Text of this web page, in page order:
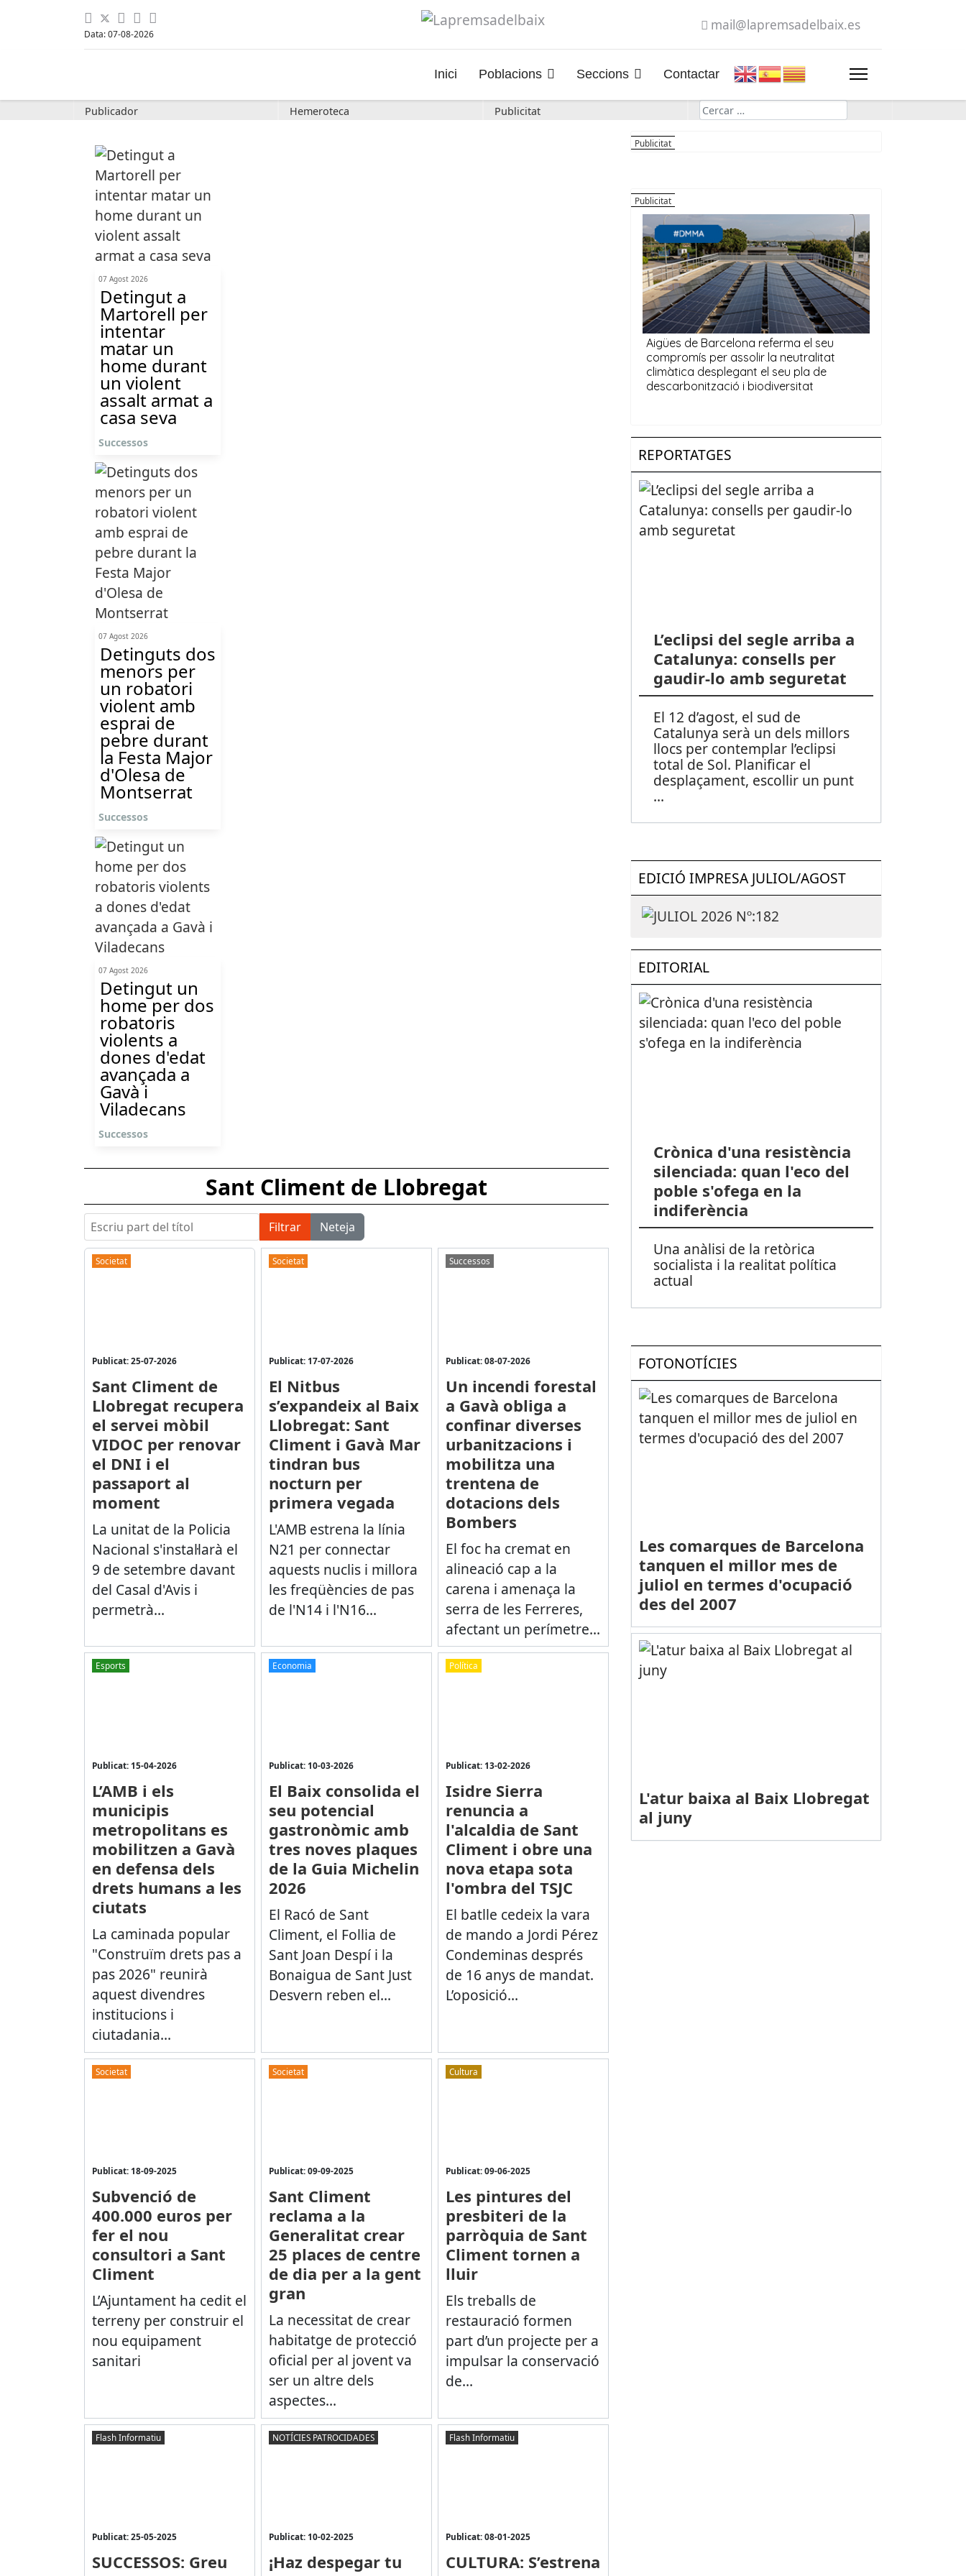
Data: 07-08-2026
mail@lapremsadelbaix.es
Inici Poblacions Seccions Contactar
Publicador Hemeroteca Publicitat Cerca
07 Agost 2026
Detingut a
Martorell per
intentar
matar un
home durant
un violent
assalt armat a
casa seva
Successos
07 Agost 2026
Detinguts dos
menors per
un robatori
violent amb
esprai de
pebre durant
la Festa Major
d'Olesa de
Montserrat
Successos
07 Agost 2026
Detingut un
home per dos
robatoris
violents a
dones d'edat
avançada a
Gavà i
Viladecans
Successos
Sant Climent de Llobregat
Escriu part del títol Filtrar Neteja
Societat
Publicat: 25-07-2026
Sant Climent de
Llobregat recupera
el servei mòbil
VIDOC per renovar
el DNI i el
passaport al
moment
La unitat de la Policia
Nacional s'instal·larà el
9 de setembre davant
del Casal d'Avis i
permetrà...
Societat
Publicat: 17-07-2026
El Nitbus
s’expandeix al Baix
Llobregat: Sant
Climent i Gavà Mar
tindran bus
nocturn per
primera vegada
L'AMB estrena la línia
N21 per connectar
aquests nuclis i millora
les freqüències de pas
de l'N14 i l'N16...
Successos
Publicat: 08-07-2026
Un incendi forestal
a Gavà obliga a
confinar diverses
urbanitzacions i
mobilitza una
trentena de
dotacions dels
Bombers
El foc ha cremat en
alineació cap a la
carena i amenaça la
serra de les Ferreres,
afectant un perímetre...
Esports
Publicat: 15-04-2026
L’AMB i els
municipis
metropolitans es
mobilitzen a Gavà
en defensa dels
drets humans a les
ciutats
La caminada popular
"Construïm drets pas a
pas 2026" reunirà
aquest divendres
institucions i
ciutadania...
Economia
Publicat: 10-03-2026
El Baix consolida el
seu potencial
gastronòmic amb
tres noves plaques
de la Guia Michelin
2026
El Racó de Sant
Climent, el Follia de
Sant Joan Despí i la
Bonaigua de Sant Just
Desvern reben el...
Política
Publicat: 13-02-2026
Isidre Sierra
renuncia a
l'alcaldia de Sant
Climent i obre una
nova etapa sota
l'ombra del TSJC
El batlle cedeix la vara
de mando a Jordi Pérez
Condeminas després
de 16 anys de mandat.
L’oposició...
Societat
Publicat: 18-09-2025
Subvenció de
400.000 euros per
fer el nou
consultori a Sant
Climent
L’Ajuntament ha cedit el
terreny per construir el
nou equipament
sanitari
Societat
Publicat: 09-09-2025
Sant Climent
reclama a la
Generalitat crear
25 places de centre
de dia per a la gent
gran
La necessitat de crear
habitatge de protecció
oficial per al jovent va
ser un altre dels
aspectes...
Cultura
Publicat: 09-06-2025
Les pintures del
presbiteri de la
parròquia de Sant
Climent tornen a
lluir
Els treballs de
restauració formen
part d’un projecte per a
impulsar la conservació
de...
Flash Informatiu
Publicat: 25-05-2025
SUCCESSOS: Greu
NOTÍCIES PATROCIDADES
Publicat: 10-02-2025
¡Haz despegar tu
Flash Informatiu
Publicat: 08-01-2025
CULTURA: S’estrena
REPORTATGES
L’eclipsi del segle arriba a
Catalunya: consells per
gaudir-lo amb seguretat
El 12 d’agost, el sud de
Catalunya serà un dels millors
llocs per contemplar l’eclipsi
total de Sol. Planificar el
desplaçament, escollir un punt
...
EDICIÓ IMPRESA JULIOL/AGOST
EDITORIAL
Crònica d'una resistència
silenciada: quan l'eco del
poble s'ofega en la
indiferència
Una anàlisi de la retòrica
socialista i la realitat política
actual
FOTONOTÍCIES
Les comarques de Barcelona
tanquen el millor mes de
juliol en termes d'ocupació
des del 2007
L'atur baixa al Baix Llobregat
al juny